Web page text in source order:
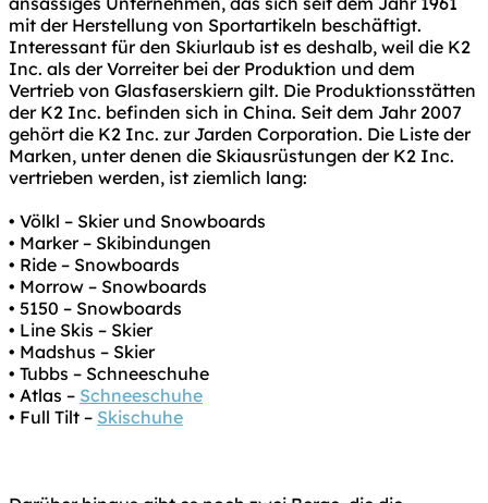
mit der Herstellung von Sportartikeln beschäftigt.
Interessant für den Skiurlaub ist es deshalb, weil die K2
Inc. als der Vorreiter bei der Produktion und dem
Vertrieb von Glasfaserskiern gilt. Die Produktionsstätten
der K2 Inc. befinden sich in China. Seit dem Jahr 2007
gehört die K2 Inc. zur Jarden Corporation. Die Liste der
Marken, unter denen die Skiausrüstungen der K2 Inc.
vertrieben werden, ist ziemlich lang:
• Völkl – Skier und Snowboards
• Marker – Skibindungen
• Ride – Snowboards
• Morrow – Snowboards
• 5150 – Snowboards
• Line Skis – Skier
• Madshus – Skier
• Tubbs – Schneeschuhe
• Atlas – Schneeschuhe
• Full Tilt – Skischuhe